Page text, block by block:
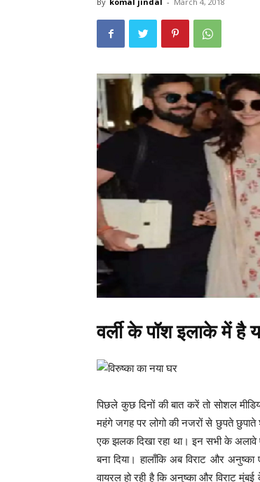
वर्ली के पॉश इलाके में है
पिछले कुछ दिनों की बात करें तो सोशल
महंगे जगह पर लोगो की नजरों से छुपते छुपाते
एक झलक दिखा रहा था। इन सभी के
बना दिया। हालाँकि अब विराट और
वायरल हो रही है कि अनुष्का और विराट